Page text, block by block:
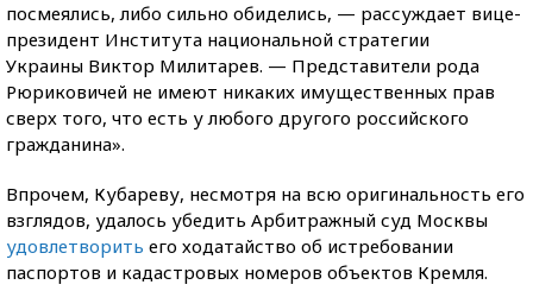
посмеялись, либо сильно обиделись, — рассуждает вице-
президент Института национальной стратегии
Украины Виктор Милитарев. — Представители рода
Рюриковичей не имеют никаких имущественных прав
сверх того, что есть у любого другого российского
гражданина».
Впрочем, Кубареву, несмотря на всю оригинальность его
взглядов, удалось убедить Арбитражный суд Москвы
удовлетворить его ходатайство об истребовании
паспортов и кадастровых номеров объектов Кремля.